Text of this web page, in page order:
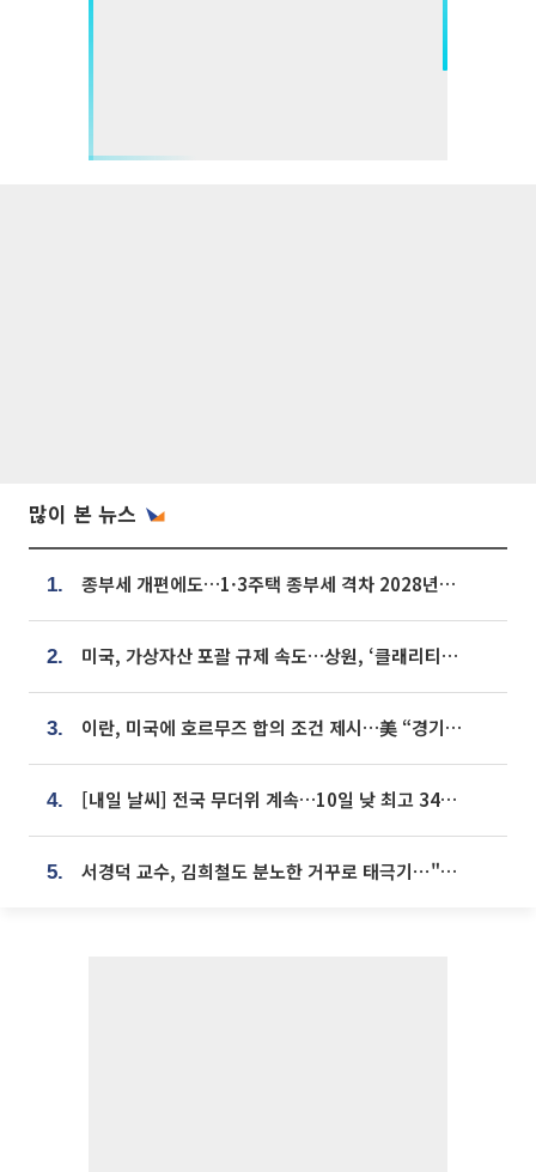
많이 본 뉴스
1. 종부세 개편에도…1·3주택 종부세 격차 2028년부터 확대
2. 미국, 가상자산 포괄 규제 속도…상원, ‘클래리티법’ 9월 절차투표 추진
3. 이란, 미국에 호르무즈 합의 조건 제시…美 “경기 아직 안 끝나” [종합]
4. [내일 날씨] 전국 무더위 계속…10일 낮 최고 34도 육박
5. 서경덕 교수, 김희철도 분노한 거꾸로 태극기⋯"엉터리는 아냐, 아쉬울 뿐"